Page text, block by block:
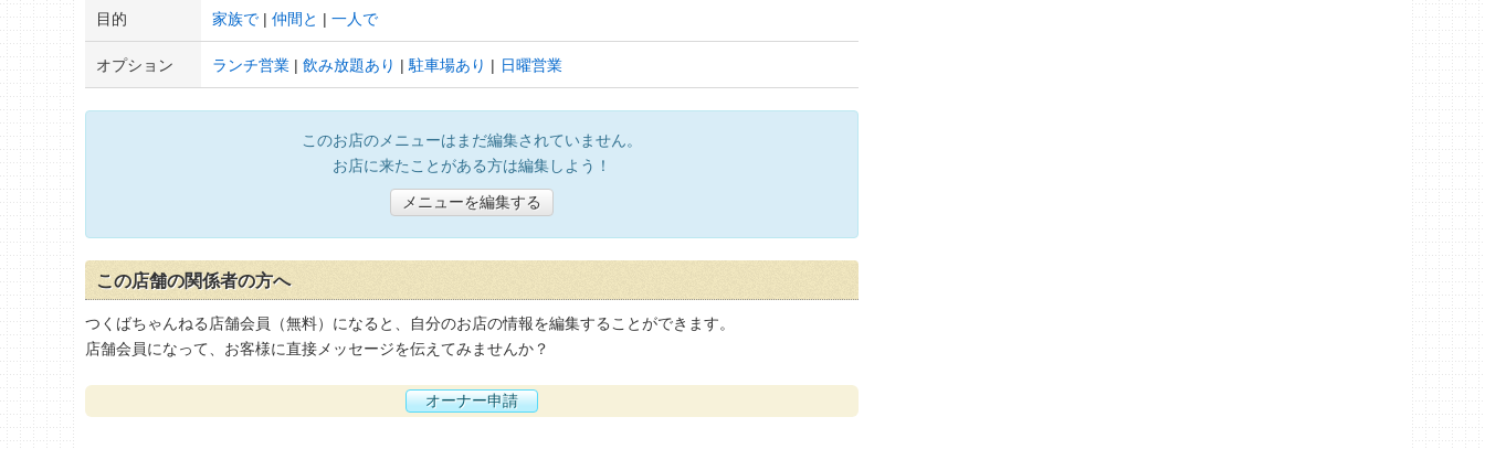
目的 家族で 仲間と 一人で
オプション ランチ営業 飲み放題あり 駐車場あり 日曜営業
このお店のメニューはまだ編集されていません。
お店に来たことがある方は編集しよう！
メニューを編集する
この店舗の関係者の方へ
つくばちゃんねる店舗会員（無料）になると、自分のお店の情報を編集することができます。
店舗会員になって、お客様に直接メッセージを伝えてみませんか？
オーナー申請